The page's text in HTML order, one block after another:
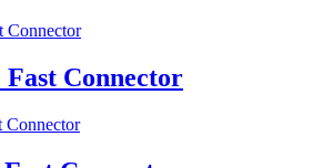
Connector